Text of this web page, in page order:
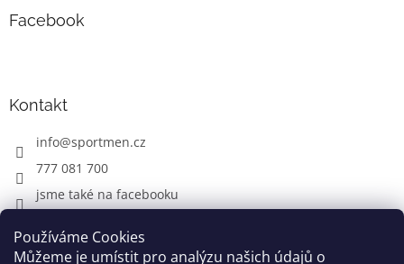
Používáme Cookies
Můžeme je umístit pro analýzu našich údajů o
Facebook
Kontakt
info@sportmen.cz
777 081 700
jsme také na facebooku